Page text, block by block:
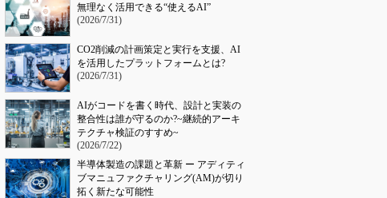
無理なく活用できる“使えるAI”
(2026/7/31)
CO2削減の計画策定と実行を支援、AI
を活用したプラットフォームとは?
(2026/7/31)
AIがコードを書く時代、設計と実装の
整合性は誰が守るのか?~継続的アーキ
テクチャ検証のすすめ~
(2026/7/22)
半導体製造の課題と革新 ー アディティ
ブマニュファクチャリング(AM)が切り
拓く新たな可能性